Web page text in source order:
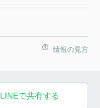
情報の見方
LINEで共有する